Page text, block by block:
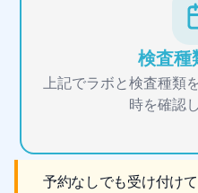
検査種
上記でラボと検査種類
時を確認
予約なしでも受け付け